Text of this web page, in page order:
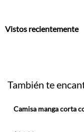
Vistos recientemente
También te